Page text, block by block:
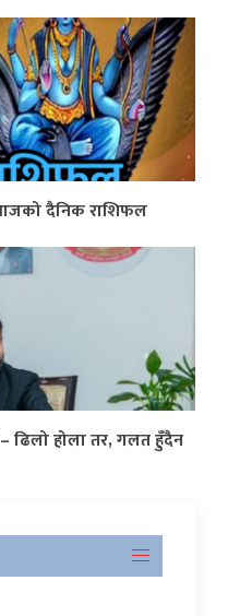
दैनिक राशिफल
– ढिलो होला तर, गलत हुँदैन